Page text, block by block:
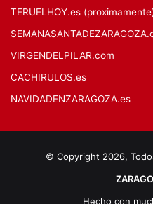
TERUELHOY.es
VIRGENDELPILAR.com
CACHIRULOS.es
NAVIDADENZARAGOZA.es
© Copyright 2026,
Hecho con